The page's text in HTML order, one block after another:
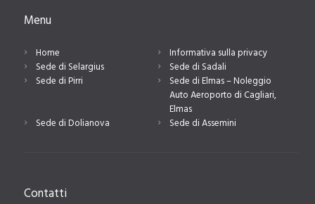
Menu
Home
Informativa sulla privacy
Sede di Selargius
Sede di Sadali
Sede di Pirri
Sede di Elmas – Noleggio
Auto Aeroporto di Cagliari,
Elmas
Sede di Dolianova
Sede di Assemini
Contatti